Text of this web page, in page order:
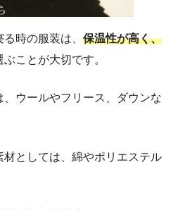
時の服装は、 保温性が高く、
ぶことが大切です。
ウールやフリース、ダウンな
材としては、綿やポリエステル